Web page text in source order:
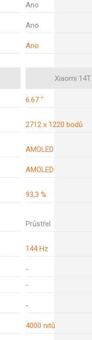
Ano
Ano
Ano
Xiaomi 14T
6.67 "
2712 x 1220 bodů
AMOLED
AMOLED
93,3 %
Průstřel
144 Hz
-
-
-
4000 nitů